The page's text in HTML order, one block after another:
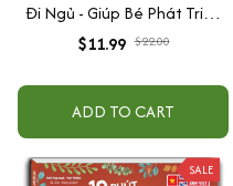
Đi Ngủ - Giúp Bé Phát Triển
IQ Và EQ
$11.99 $22.00
ADD TO CART
SALE